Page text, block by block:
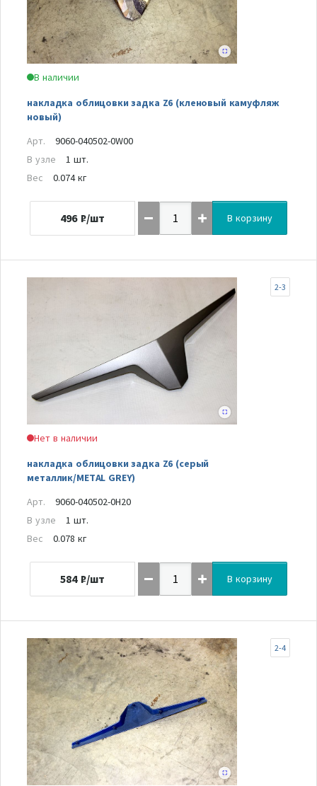
В наличии
накладка облицовки задка Z6 (кленовый камуфляж
новый)
Арт.
9060-040502-0W00
В узле
1 шт.
Вес
0.074 кг
496 ₽/шт В корзину
Нет в наличии
накладка облицовки задка Z6 (серый
металлик/METAL GREY)
2-3
Арт.
9060-040502-0H20
В узле
1 шт.
Вес
0.078 кг
584 ₽/шт В корзину
2-4